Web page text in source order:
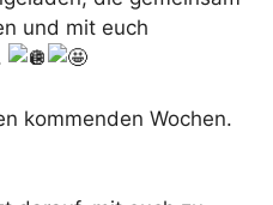
und mit euch
kommenden Wochen.